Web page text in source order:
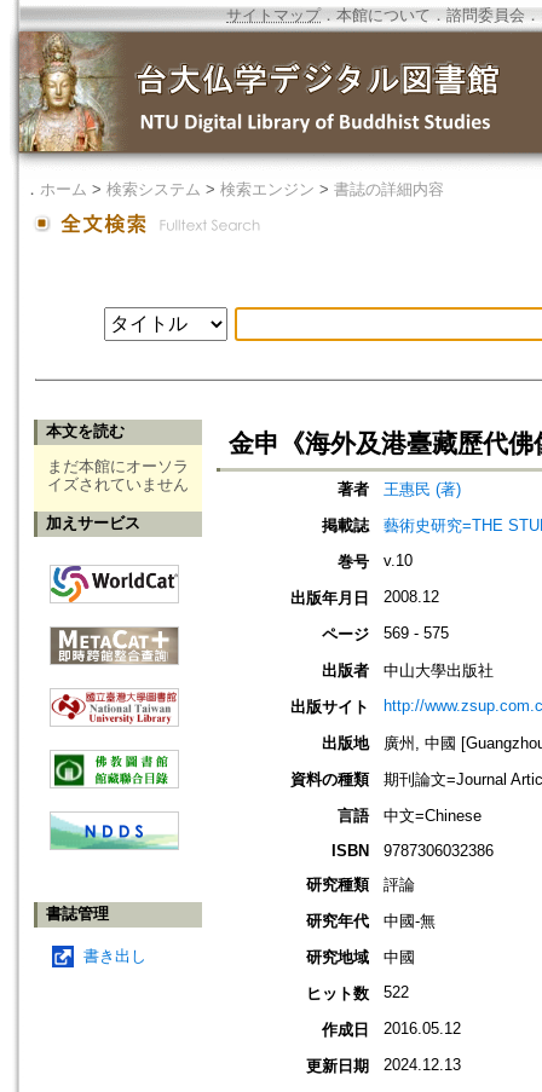
サイトマップ．本館について ． 諮問委員会 ．
． ホーム > 検索システム > 検索エンジン > 書誌の詳細内容
本文を読む
まだ本館にオーソラ
イズされていません
加えサービス
書誌管理
書き出し
金申《海外及港臺藏歷代
著者
王惠民 (著)
掲載誌
藝術史研究=THE
巻号
v.10
出版年月日 2008.12
ページ 569 - 575
出版者
中山大學出版社
出版サイト
http://
出版地
廣州, 中國
資料の種類
期刊論文=Journal
言語
中文=Chinese
ISBN
9787306032386
研究種類
評論
研究年代
中國-無
研究地域
中國
ヒット数
522
作成日 2016.05.12
更新日期 2024.12.13